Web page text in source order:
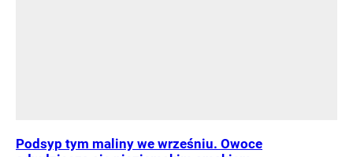
Podsyp tym maliny we wrześniu. Owoce